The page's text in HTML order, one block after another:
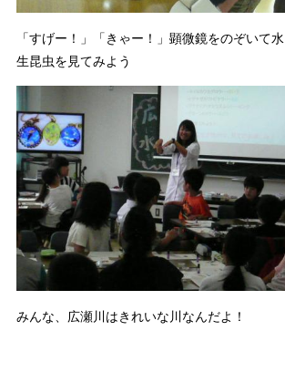
「すげー！」「きゃー！」顕微鏡をのぞいて水
生昆虫を見てみよう
みんな、広瀬川はきれいな川なんだよ！